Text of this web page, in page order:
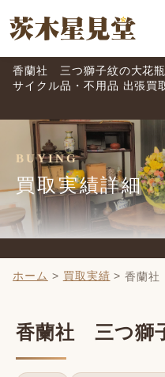
香蘭社 三つ獅子紋の大花
サイクル品・不用品 出張買
BUYING
買取実績詳細
ホーム > 買取実績 >香蘭
香蘭社 三つ獅